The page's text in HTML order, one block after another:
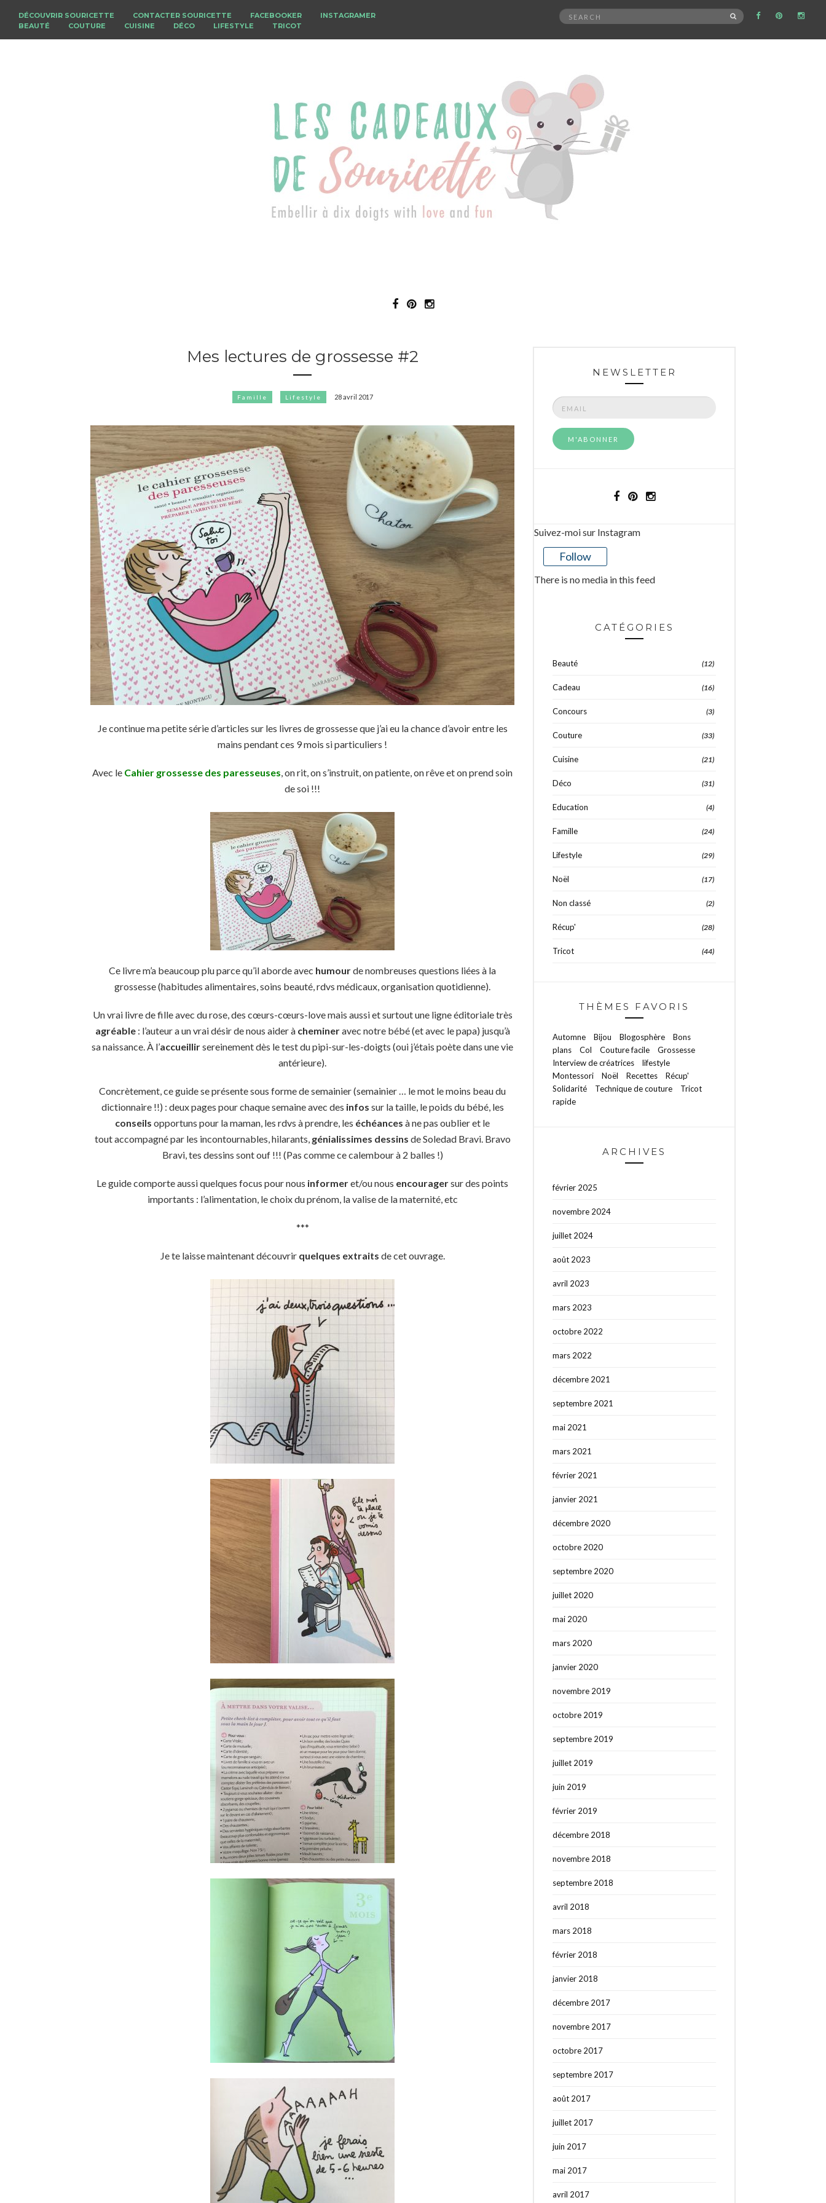
DÉCOUVRIR SOURICETTE CONTACTER SOURICETTE FACEBOOKER
INSTAGRAMER
BEAUTÉ
COUTURE CUISINE DÉCO LIFESTYLE TRICOT
Search
SEARCH
Mes lectures de grossesse #2
Famille Lifestyle 28 avril 2017
Je continue ma petite série d’articles sur les livres de grossesse que j’ai eu la chance d’avoir entre les
mains pendant ces 9 mois si particuliers !
Avec le Cahier grossesse des paresseuses, on rit, on s’instruit, on patiente, on rêve et on prend soin
de soi !!!
Ce livre m’a beaucoup plu parce qu’il aborde avec humourde nombreuses questions liées à la
grossesse (habitudes alimentaires, soins beauté, rdvs médicaux, organisation quotidienne).
Un vrai livre de fille avec du rose, des cœurs-cœurs-love mais aussi et surtout une ligne éditoriale très
agréable: l’auteur a un vrai désir de nous aider à chemineravec notre bébé (et avec le papa) jusqu’à
sa naissance. À l’accueillirsereinement dès le test du pipi-sur-les-doigts (oui j’étais poète dans une vie
antérieure).
Concrètement, ce guide se présente sous forme de semainier (semainier … le mot le moins beau du
dictionnaire !!) : deux pages pour chaque semaine avec des infos sur la taille, le poids du bébé, les
conseils opportuns pour la maman, les rdvs à prendre, les échéances à ne pas oublier et le
tout accompagné par les incontournables, hilarants, génialissimes dessins de Soledad Bravi. Bravo
Bravi, tes dessins sont ouf !!! (Pas comme ce calembour à 2 balles !)
Le guide comporte aussi quelques focus pour nous informeret/ou nous encouragersur des points
importants : l’alimentation, le choix du prénom, la valise de la maternité, etc
***
Je te laisse maintenant découvrir quelques extraits de cet ouvrage.
NEWSLETTER
Suivez-moi sur Instagram
Follow
There is no media in this feed
CATÉGORIES
Beauté (12)
Cadeau (16)
Concours (3)
Couture (33)
Cuisine (21)
Déco (31)
Education (4)
Famille (24)
Lifestyle (29)
Noël (17)
Non classé (2)
Récup' (28)
Tricot (44)
THÈMES FAVORIS
Automne Bijou Blogosphère
Bons
plans
Col Couture facile
Grossesse
Interview de créatrices
lifestyle
Montessori
Noël Recettes
Récup'
Solidarité
Technique de couture
Tricot
rapide
ARCHIVES
février 2025
novembre 2024
juillet 2024
août 2023
avril 2023
mars 2023
octobre 2022
mars 2022
décembre 2021
septembre 2021
mai 2021
mars 2021
février 2021
janvier 2021
décembre 2020
octobre 2020
septembre 2020
juillet 2020
mai 2020
mars 2020
janvier 2020
novembre 2019
octobre 2019
septembre 2019
juillet 2019
juin 2019
février 2019
décembre 2018
novembre 2018
septembre 2018
avril 2018
mars 2018
février 2018
janvier 2018
décembre 2017
novembre 2017
octobre 2017
septembre 2017
août 2017
juillet 2017
juin 2017
mai 2017
avril 2017